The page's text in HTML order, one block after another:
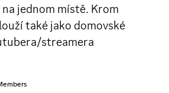
jednom místě. Krom
také jako domovské
streamera